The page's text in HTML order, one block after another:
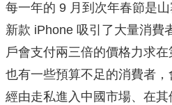
每一年的 9 月到次年春節是山
新款 iPhone 吸引了大量消費
戶會支付兩三倍的價格力求在
也有一些預算不足的消費者
經由走私進入中國市場、在其